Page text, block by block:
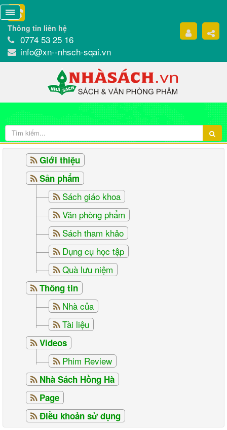
Thông tin liên hệ
0774 53 25 16
info@xn--nhsch-sqai.vn
Giới thiệu
Sản phẩm
Sách giáo khoa
Văn phòng phẩm
Sách tham khảo
Dụng cụ học tập
Quà lưu niệm
Thông tin
Nhà của
Tài liệu
Videos
Phim Review
Nhà Sách Hồng Hà
Page
Điều khoản sử dụng